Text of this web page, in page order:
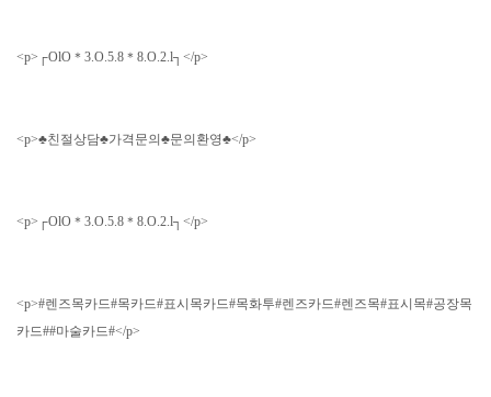
<p>┌OlO＊3.O.5.8＊8.O.2.l┐</p>
<p>♣친절상담♣가격문의♣문의환영♣</p>
<p>┌OlO＊3.O.5.8＊8.O.2.l┐</p>
<p>#렌즈목카드#목카드#표시목카드#목화투#렌즈카드#렌즈목#표시목#공장목
카드##마술카드#</p>